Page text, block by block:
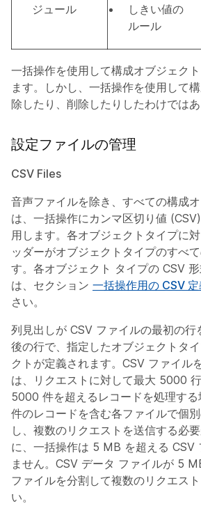
ジュール
しきい値の
ルール
一括操作を使用して構成オブジェク
ます。しかし、一括操作を使用して
除したり、削除したりしたわけではあ
設定ファイルの管理
CSV Files
音声ファイルを除き、すべての構成
は、一括操作にカンマ区切り値
用します。各オブジェクトタイプに
ッダーがオブジェクトタイプのすべ
す。各オブジェクト タイプの CSV
は、セクション 一括操作用の CSV
さい。
列見出しが CSV ファイルの最初の行
後の行で、指定したオブジェクトタ
クトが定義されます。CSV ファイル
は、リクエストに対して最大 5000 行
5000 件を超えるレコードを処理す
件のレコードを含む各ファイルで個
し、複数のリクエストを送信する必
に、一括操作は 5 MB を超える CSV
ません。CSV データ ファイルが 5
ファイルを分割して複数のリクエス
い。